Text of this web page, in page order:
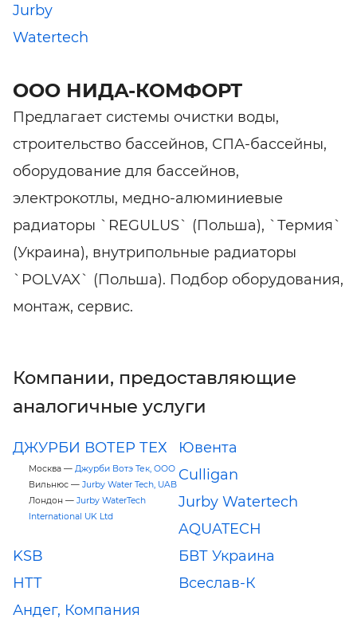
Jurby
Watertech
ООО НИДА-КОМФОРТ
Предлагает системы очистки воды,
строительство бассейнов, СПА-бассейны,
оборудование для бассейнов,
электрокотлы, медно-алюминиевые
радиаторы `REGULUS` (Польша), `Термия`
(Украина), внутрипольные радиаторы
`POLVAX` (Польша). Подбор оборудования,
монтаж, сервис.
Компании, предоставляющие
аналогичные услуги
ДЖУРБИ ВОТЕР ТЕХ
Москва — Джурби Вотэ Тек, ООО
Вильнюс — Jurby Water Tech, UAB
Лондон — Jurby WaterTech
International UK Ltd
Ювента
Culligan
Jurby Watertech
AQUATECH
KSB
БВТ Украина
НТТ
Всеслав-К
Андег, Компания